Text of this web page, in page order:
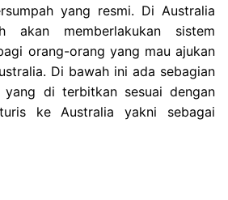
yang resmi. Di Australia
akan memberlakukan sistem
orang-orang yang mau ajukan
Di bawah ini ada sebagian
yang di terbitkan sesuai dengan
ke Australia yakni sebagai